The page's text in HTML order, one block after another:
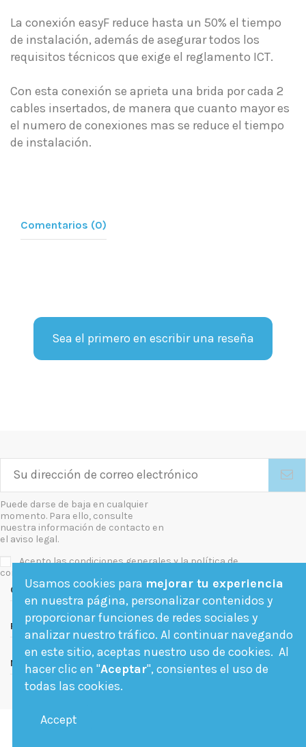
La conexión easyF reduce hasta un 50% el tiempo
de instalación, además de asegurar todos los
requisitos técnicos que exige el reglamento ICT.
Con esta conexión se aprieta una brida por cada 2
cables insertados, de manera que cuanto mayor es
el numero de conexiones mas se reduce el tiempo
de instalación.
Comentarios (0)
Sea el primero en escribir una reseña
Puede darse de baja en cualquier
momento. Para ello, consulte
nuestra información de contacto en
el aviso legal.
Acepto las condiciones generales y la política de
confidencialidad
Contact us
Follow us
Newsletter
Usamos cookies para mejorar tu experiencia
en nuestra página, personalizar contenidos y
proporcionar funciones de redes sociales y
analizar nuestro tráfico. Al continuar navegando
en este sitio, aceptas nuestro uso de cookies. Al
hacer clic en "Aceptar", consientes el uso de
todas las cookies.
Accept